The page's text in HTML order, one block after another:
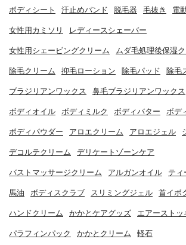
ボディシート 汗止めバンド 脱毛器 毛抜き 電
女性用カミソリ レディースシェーバー
女性用シェービングクリーム ムダ毛処理後保湿
除毛クリーム 抑毛ローション 除毛パッド 除毛
ブラジリアンワックス 鼻毛ブラジリアンワックス
ボディオイル ボディミルク ボディバター ボデ
ボディパウダー アロエクリーム アロエジェル
デコルテクリーム デリケートゾーンケア
バストマッサージクリーム アルガンオイル ティ
馬油 ボディスクラブ スリミングジェル 首イボ
ハンドクリーム かかとケアグッズ エアーストッ
パラフィンパック かかとクリーム 軽石